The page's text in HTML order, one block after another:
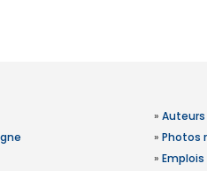
»
» Photos
»